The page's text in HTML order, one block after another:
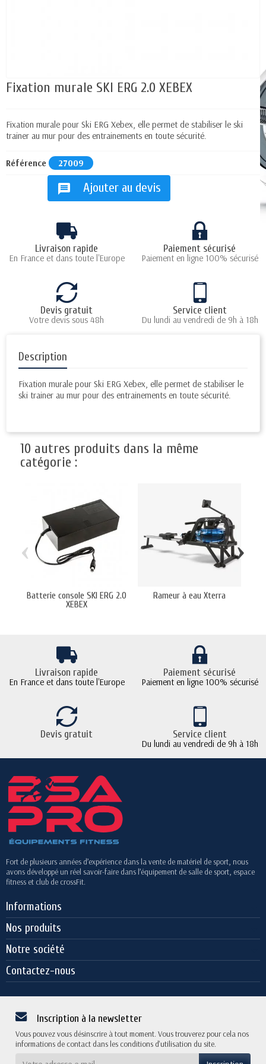
Fixation murale SKI ERG 2.0 XEBEX
Fixation murale pour Ski ERG Xebex, elle permet de stabiliser le ski
trainer au mur pour des entrainements en toute sécurité.
Référence 27009
message Ajouter au devis
Livraison rapide
En France et dans toute l'Europe
Paiement sécurisé
Paiement en ligne 100% sécurisé
Devis gratuit
Votre devis sous 48h
Service client
Du lundi au vendredi de 9h à 18h
Description
Fixation murale pour Ski ERG Xebex, elle permet de stabiliser le
ski trainer au mur pour des entrainements en toute sécurité.
10 autres produits dans la même
catégorie :
Batterie console SKI ERG 2.0
XEBEX
Rameur à eau Xterra
‹ ›
Livraison rapide
En France et dans toute l'Europe
Paiement sécurisé
Paiement en ligne 100% sécurisé
Devis gratuit Service client
Du lundi au vendredi de 9h à 18h
Fort de plusieurs années d’expérience dans la vente de matériel de sport, nous
avons développé un réel savoir-faire dans l’équipement de salle de sport, espace
fitness et club de crossFit.
Informations
Nos produits
Notre société
Contactez-nous
Inscription à la newsletter
Vous pouvez vous désinscrire à tout moment. Vous trouverez pour cela nos
informations de contact dans les conditions d'utilisation du site.